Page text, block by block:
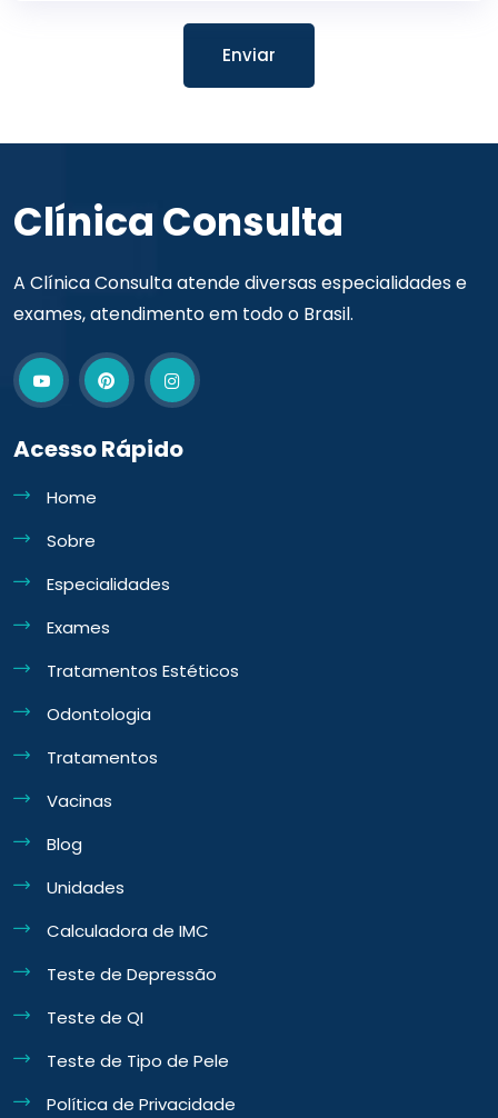
Enviar
Clínica Consulta
A Clínica Consulta atende diversas especialidades e
exames, atendimento em todo o Brasil.
Acesso Rápido
Home
Sobre
Especialidades
Exames
Tratamentos Estéticos
Odontologia
Tratamentos
Vacinas
Blog
Unidades
Calculadora de IMC
Teste de Depressão
Teste de QI
Teste de Tipo de Pele
Política de Privacidade